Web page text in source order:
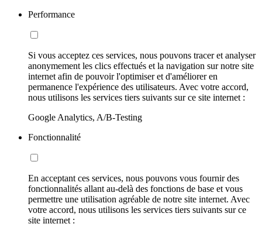
Performance
Si vous acceptez ces services, nous pouvons tracer et analyser
anonymement les clics effectués et la navigation sur notre site
internet afin de pouvoir l'optimiser et d'améliorer en
permanence l'expérience des utilisateurs. Avec votre accord,
nous utilisons les services tiers suivants sur ce site internet :
Google Analytics, A/B-Testing
Fonctionnalité
En acceptant ces services, nous pouvons vous fournir des
fonctionnalités allant au-delà des fonctions de base et vous
permettre une utilisation agréable de notre site internet. Avec
votre accord, nous utilisons les services tiers suivants sur ce
site internet :